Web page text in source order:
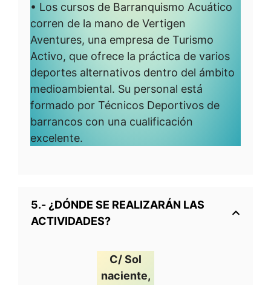
• Los cursos de Barranquismo Acuático
corren de la mano de Vertigen
Aventures, una empresa de Turismo
Activo, que ofrece la práctica de varios
deportes alternativos dentro del ámbito
medioambiental. Su personal está
formado por Técnicos Deportivos de
barrancos con una cualificación
excelente.
5.- ¿DÓNDE SE REALIZARÁN LAS
ACTIVIDADES?
C/ Sol
naciente,